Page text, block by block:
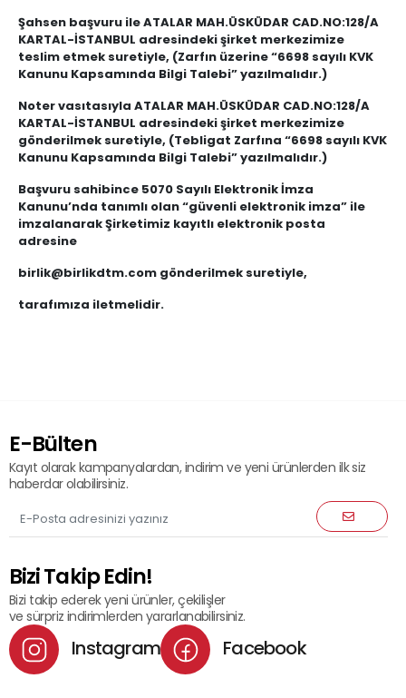
Şahsen başvuru ileATALAR MAH.ÜSKÜDAR CAD.NO:128/A
KARTAL-İSTANBUL adresindeki şirket merkezimize
teslim etmek suretiyle, (Zarfın üzerine “6698 sayılı KVK
Kanunu Kapsamında Bilgi Talebi” yazılmalıdır.)
Noter vasıtasıyla ATALAR MAH.ÜSKÜDAR CAD.NO:128/A
KARTAL-İSTANBUL adresindeki şirket merkezimize
gönderilmek suretiyle, (Tebligat Zarfına “6698 sayılı KVK
Kanunu Kapsamında Bilgi Talebi” yazılmalıdır.)
Başvuru sahibince 5070 Sayılı Elektronik İmza
Kanunu’nda tanımlı olan “güvenli elektronik imza” ile
imzalanarak Şirketimiz kayıtlı elektronik posta
adresine
birlik@birlikdtm.com gönderilmek suretiyle,
tarafımıza iletmelidir.
E-Bülten
Kayıt olarak kampanyalardan, indirim ve yeni ürünlerden ilk siz
haberdar olabilirsiniz.
Bizi Takip Edin!
Bizi takip ederek yeni ürünler, çekilişler
ve sürpriz indirimlerden yararlanabilirsiniz.
Instagram Facebook